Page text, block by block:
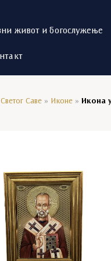
живот и богослужење
Саве » Иконе » Икона